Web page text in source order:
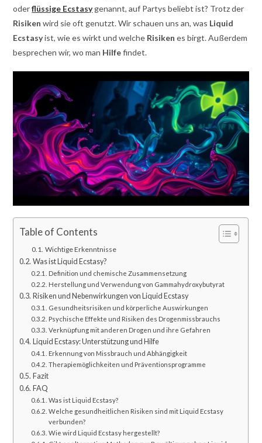
oderflüssige Ecstasygenannt, auf Partys beliebt ist? Trotz der
Risiken wird sie oft genutzt. Wir schauen uns an, was Liquid
Ecstasyist, wie es wirkt und welche Risiken es birgt. Außerdem
besprechen wir, wo man Hilfefindet.
Table of Contents
Wichtige Erkenntnisse
Was ist Liquid Ecstasy?
Definition und chemische Zusammensetzung
Herstellung und Verwendung von Gammahydroxybutyrat
Risiken und Nebenwirkungen von Liquid Ecstasy
Gesundheitsrisiken und körperliche Auswirkungen
Psychische Effekte und Risiken des Drogenmissbrauchs
Verknüpfung mit anderen Drogen und ihre Gefahren
Liquid Ecstasy: Unterstützung und Hilfe
Erkennung von Missbrauch und Abhängigkeit
Therapiemöglichkeiten und Präventionsprogramme
Fazit
FAQ
Was ist Liquid Ecstasy?
Welche gesundheitlichen Risiken sind mit Liquid Ecstasy
verbunden?
Wie wird Liquid Ecstasy hergestellt?